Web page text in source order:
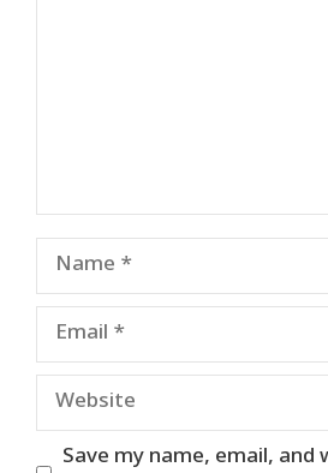
Name
Email
Website
Save my name, email, and